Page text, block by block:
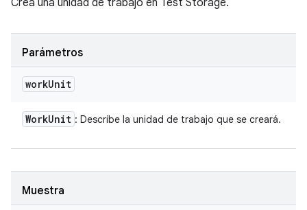
Crea una unidad de trabajo en Test Storage.
Parámetros
workUnit
WorkUnit : Describe la unidad de trabajo que se creará.
Muestra